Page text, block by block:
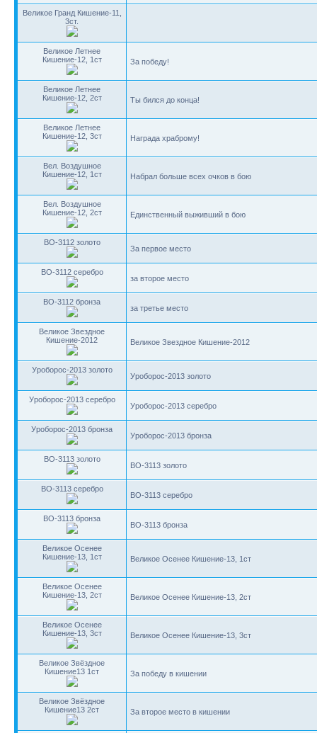
Великое Гранд Кишение-11,
3ст.
Великое Летнее
Кишение-12, 1ст
За победу!
Великое Летнее
Кишение-12, 2ст
Ты бился до конца!
Великое Летнее
Кишение-12, 3ст
Награда храброму!
Вел. Воздушное
Кишение-12, 1ст
Набрал больше всех очков в бою
Вел. Воздушное
Кишение-12, 2ст
Единственный выживший в бою
BO-3112 золото
За первое место
BO-3112 серебро
за второе место
BO-3112 бронза
за третье место
Великое Звездное
Кишение-2012
Великое Звездное Кишение-2012
Уроборос-2013 золото
Уроборос-2013 золото
Уроборос-2013 серебро
Уроборос-2013 серебро
Уроборос-2013 бронза
Уроборос-2013 бронза
BO-3113 золото
BO-3113 золото
BO-3113 серебро
BO-3113 серебро
BO-3113 бронза
BO-3113 бронза
Великое Осенее
Кишение-13, 1ст
Великое Осенее Кишение-13, 1ст
Великое Осенее
Кишение-13, 2ст
Великое Осенее Кишение-13, 2ст
Великое Осенее
Кишение-13, 3ст
Великое Осенее Кишение-13, 3ст
Великое Звёздное
Кишение13 1ст
За победу в кишении
Великое Звёздное
Кишение13 2ст
За второе место в кишении